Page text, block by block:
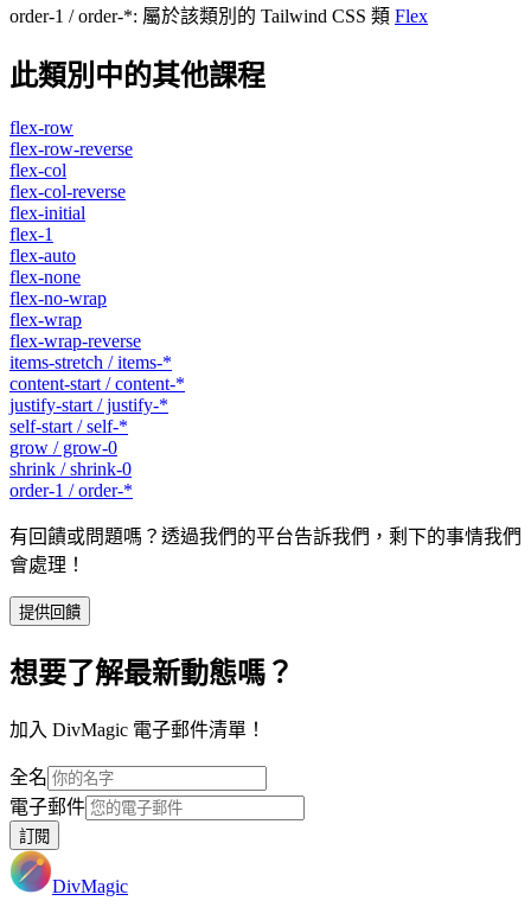
order-1 / order-*: 屬於該類別的 Tailwind CSS 類 Flex
此類別中的其他課程
flex-row
flex-row-reverse
flex-col
flex-col-reverse
flex-initial
flex-1
flex-auto
flex-none
flex-no-wrap
flex-wrap
flex-wrap-reverse
items-stretch / items-*
content-start / content-*
justify-start / justify-*
self-start / self-*
grow / grow-0
shrink / shrink-0
order-1 / order-*
有回饋或問題嗎？透過我們的平台告訴我們，剩下的事情我們
會處理！
提供回饋
想要了解最新動態嗎？
加入 DivMagic 電子郵件清單！
全名
電子郵件
訂閱
DivMagic